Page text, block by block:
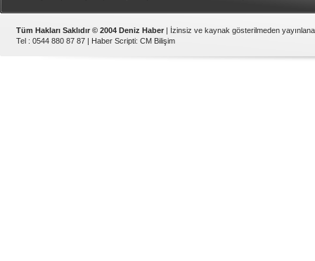
Tüm Hakları Saklıdır © 2004 Deniz Haber | İzinsiz ve kaynak gösterilmeden
Tel : 0544 880 87 87 | Haber Scripti: CM Bilişim